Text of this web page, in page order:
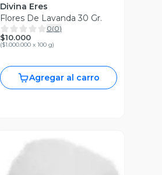
Divina Eres
Flores De Lavanda 30 Gr.
0(0)
$10.000
($1.000.000 x 100 g)
Agregar al carro